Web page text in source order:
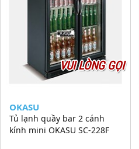
VUI LÒNG GỌI
OKASU
Tủ lạnh quầy bar 2 cánh
kính mini OKASU SC-228F